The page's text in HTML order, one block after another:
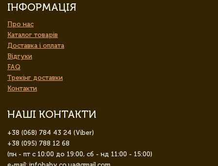
ІНФОРМАЦІЯ
Про нас
Каталог товарів
Доставка і оплата
Відгуки
FAQ
Трекінг доставки
Контакти
НАШІ КОНТАКТИ
+38 (068) 784 43 24 (Viber)
+38 (095) 788 12 68
(пн - пт с 10:00 до 19:00, сб - нд 11:00 - 15:00)